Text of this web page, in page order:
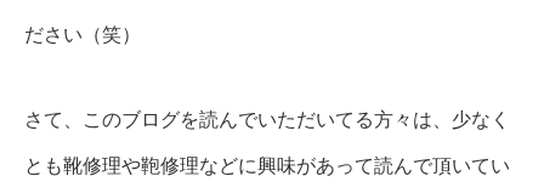
ださい（笑）
さて、このブログを読んでいただいてる方々は、少なく
とも靴修理や鞄修理などに興味があって読んで頂いてい